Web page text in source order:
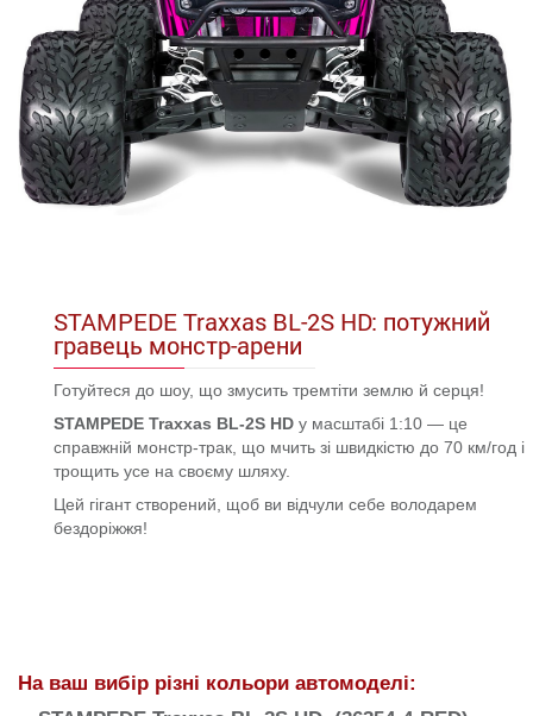
STAMPEDE Traxxas BL-2S HD: потужний
гравець монстр-арени
Готуйтеся до шоу, що змусить тремтіти землю й серця!
STAMPEDE Traxxas BL-2S HD у масштабі 1:10 — це
справжній монстр-трак, що мчить зі швидкістю до 70 км/год і
трощить усе на своєму шляху.
Цей гігант створений, щоб ви відчули себе володарем
бездоріжжя!
На ваш вибір різні кольори автомоделі: